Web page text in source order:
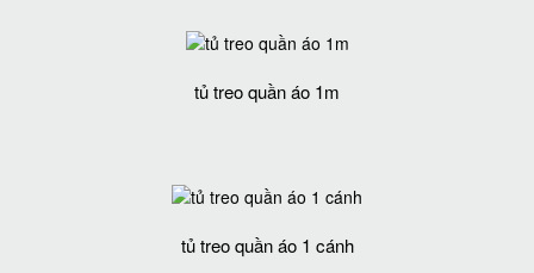
tủ treo quần áo 1m
tủ treo quần áo 1 cánh